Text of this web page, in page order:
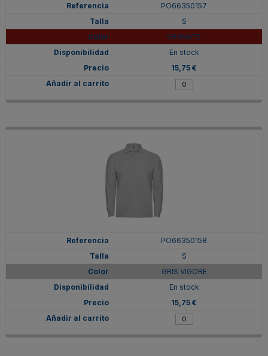
PO66350157
S
GRANATE
En stock
15,75 €
PO66350158
S
GRIS VIGORE
En stock
15,75 €